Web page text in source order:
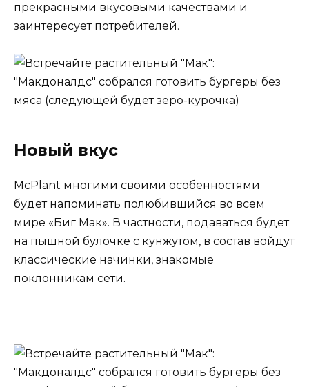
прекрасными вкусовыми качествами и
заинтересует потребителей.
Новый вкус
McPlant многими своими особенностями
будет напоминать полюбившийся во всем
мире «Биг Мак». В частности, подаваться будет
на пышной булочке с кунжутом, в состав войдут
классические начинки, знакомые
поклонникам сети.